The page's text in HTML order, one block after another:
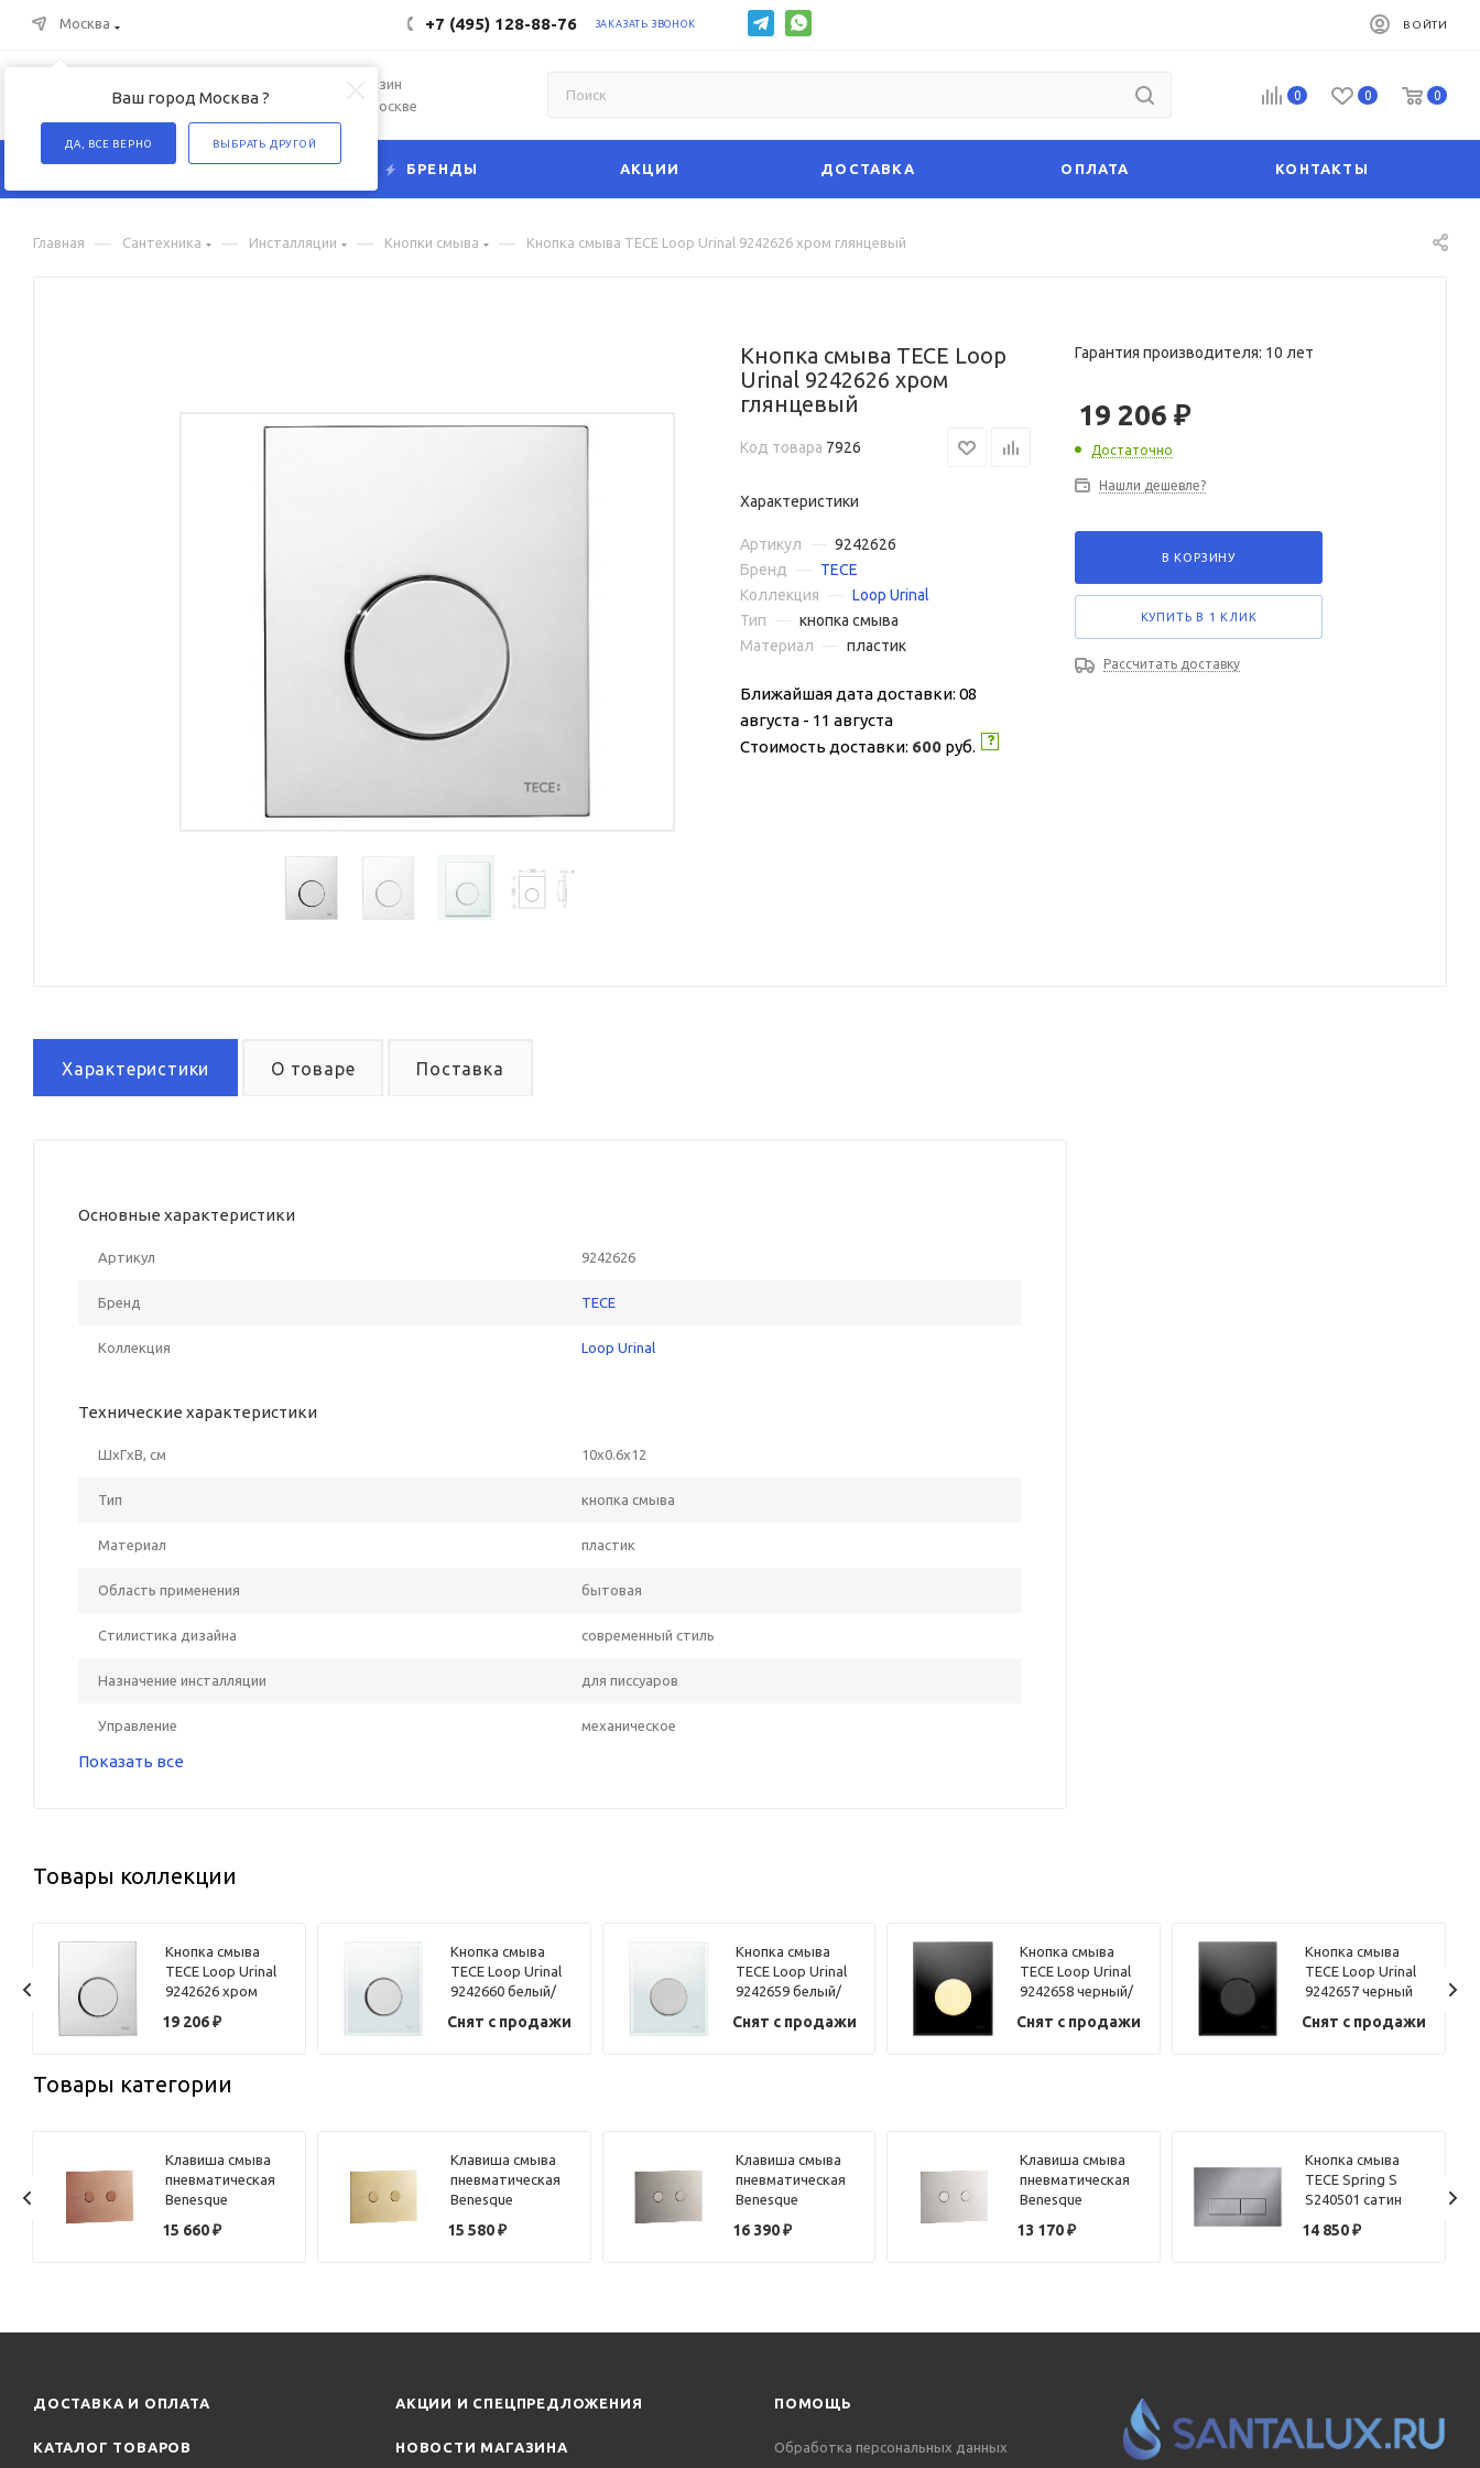
Москва
Ваш город Москва ?
ДА, ВСЕ ВЕРНО ВЫБРАТЬ ДРУГОЙ
+7 (495) 128-88-76 ЗАКАЗАТЬ ЗВОНОК ВОЙТИ
Интернет-магазин
сантехники в Москве
0 0 0
КАТАЛОГ БРЕНДЫ АКЦИИ ДОСТАВКА ОПЛАТА КОНТАКТЫ
Главная — Сантехника — Инсталляции — Кнопки смыва — Кнопка смыва TECE Loop Urinal 9242626 хром глянцевый
Кнопка смыва TECE Loop
Urinal 9242626 хром
глянцевый
Код товара 7926
Характеристики
Артикул
9242626
Бренд
TECE
Коллекция
Loop Urinal
Тип
кнопка смыва
Материал
пластик
Ближайшая дата доставки: 08
августа - 11 августа
Стоимость доставки: 600 руб.
Гарантия производителя: 10 лет
19 206 ₽
Достаточно
Нашли дешевле?
В КОРЗИНУ
КУПИТЬ В 1 КЛИК
Рассчитать доставку
Характеристики О товаре Поставка
Основные характеристики
Артикул 9242626
Бренд TECE
Коллекция Loop Urinal
Технические характеристики
ШxГxВ, см 10x0.6x12
Тип кнопка смыва
Материал пластик
Область применения бытовая
Стилистика дизайна современный стиль
Назначение инсталляции для писсуаров
Управление механическое
Показать все
Товары коллекции
Кнопка смыва
TECE Loop Urinal
9242626 хром
19 206₽
Кнопка смыва
TECE Loop Urinal
9242660 белый/
Снят с продажи
Кнопка смыва
TECE Loop Urinal
9242659 белый/
Снят с продажи
Кнопка смыва
TECE Loop Urinal
9242658 черный/
Снят с продажи
Кнопка смыва
TECE Loop Urinal
9242657 черный
Снят с продажи
Товары категории
Клавиша смыва
пневматическая
Benesque
брашированная
15 660₽
Клавиша смыва
пневматическая
Benesque
брашированная
15 580₽
Клавиша смыва
пневматическая
Benesque
брашированный
16 390₽
Клавиша смыва
пневматическая
Benesque
брашированный
13 170₽
Кнопка смыва
TECE Spring S
S240501 сатин
14 850₽
ДОСТАВКА И ОПЛАТА
КАТАЛОГ ТОВАРОВ
АКЦИИ И СПЕЦПРЕДЛОЖЕНИЯ
НОВОСТИ МАГАЗИНА
ПОМОЩЬ
Обработка персональных данных